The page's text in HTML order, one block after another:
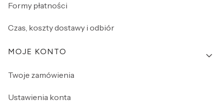
Formy płatności
Czas, koszty dostawy i odbiór
MOJE KONTO
Twoje zamówienia
Ustawienia konta